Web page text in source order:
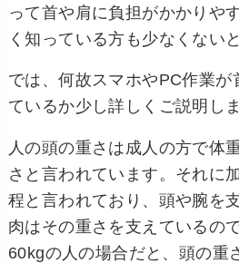
って首や肩に負担がかかりや
く知っている方も少なくない
では、何故スマホやPC作業が
ているか少し詳しくご説明しま
人の頭の重さは成人の方で体
さと言われています。それに
程と言われており、頭や腕を
肉はその重さを支えているの
60kgの人の場合だと、頭の重